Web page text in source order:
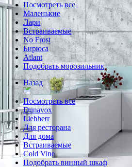
Посмотреть все
Маленькие
Лари
Встраиваемые
No Frost
Бирюса
Atlant
Подобрать морозильник
Назад
Посмотреть все
Dunavox
Liebherr
Для ресторана
Для дома
Встраиваемые
Cold Vine
Подобрать винный шкаф